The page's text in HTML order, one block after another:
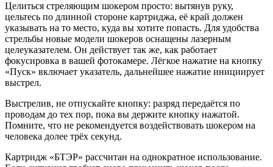
Целиться стреляющим шокером просто: вытянув руку,
цельтесь по длинной стороне картриджа, её край должен
указывать на то место, куда вы хотите попасть. Для удобства
стрельбы новые модели шокеров оснащены лазерным
целеуказателем. Он действует так же, как работает
фокусировка в вашей фотокамере. Лёгкое нажатие на кнопку
«Пуск» включает указатель, дальнейшее нажатие инициирует
выстрел.
Выстрелив, не отпускайте кнопку: разряд передаётся по
проводам до тех пор, пока вы держите кнопку нажатой.
Помните, что не рекомендуется воздействовать шокером на
человека долее трёх секунд.
Картридж «БТЭР» рассчитан на однократное использование.